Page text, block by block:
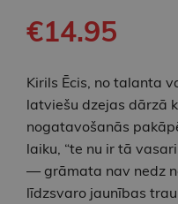
€14.95
Kirils Ēcis, no talanta
latviešu dzejas dārzā
nogatavošanās
laiku, “te nu ir tā
— grāmata nav nedz
līdzsvaro jaunības